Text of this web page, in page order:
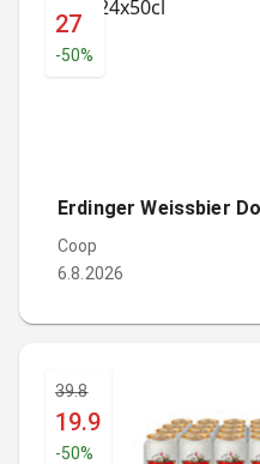
27
-50%
Erdinger Weissbier
Coop
6.8.2026
39.8
19.9
-50%